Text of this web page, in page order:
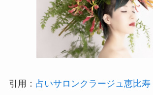
引用： 占いサロンクラージュ恵比寿